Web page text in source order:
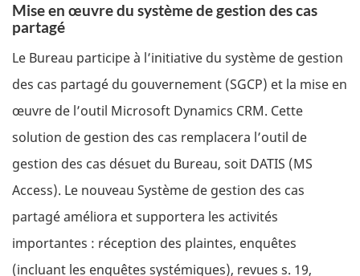
Mise en œuvre du système de gestion des cas
partagé
Le Bureau participe à l’initiative du système de gestion
des cas partagé du gouvernement (SGCP) et la mise en
œuvre de l’outil Microsoft Dynamics CRM. Cette
solution de gestion des cas remplacera l’outil de
gestion des cas désuet du Bureau, soit DATIS (MS
Access). Le nouveau Système de gestion des cas
partagé améliora et supportera les activités
importantes : réception des plaintes, enquêtes
(incluant les enquêtes systémiques), revues s. 19,